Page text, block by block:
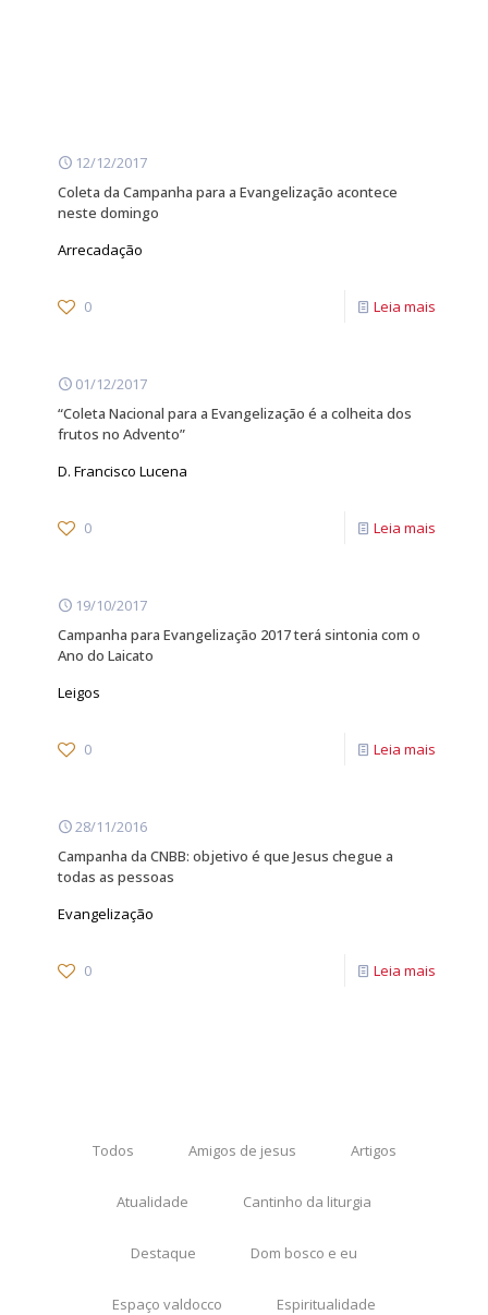
12/12/2017
Coleta da Campanha para a Evangelização acontece
neste domingo
Arrecadação
0 Leia mais
01/12/2017
“Coleta Nacional para a Evangelização é a colheita dos
frutos no Advento”
D. Francisco Lucena
0 Leia mais
19/10/2017
Campanha para Evangelização 2017 terá sintonia com o
Ano do Laicato
Leigos
0 Leia mais
28/11/2016
Campanha da CNBB: objetivo é que Jesus chegue a
todas as pessoas
Evangelização
0 Leia mais
Todos Amigos de jesus Artigos
Atualidade Cantinho da liturgia
Destaque Dom bosco e eu
Espaço valdocco Espiritualidade